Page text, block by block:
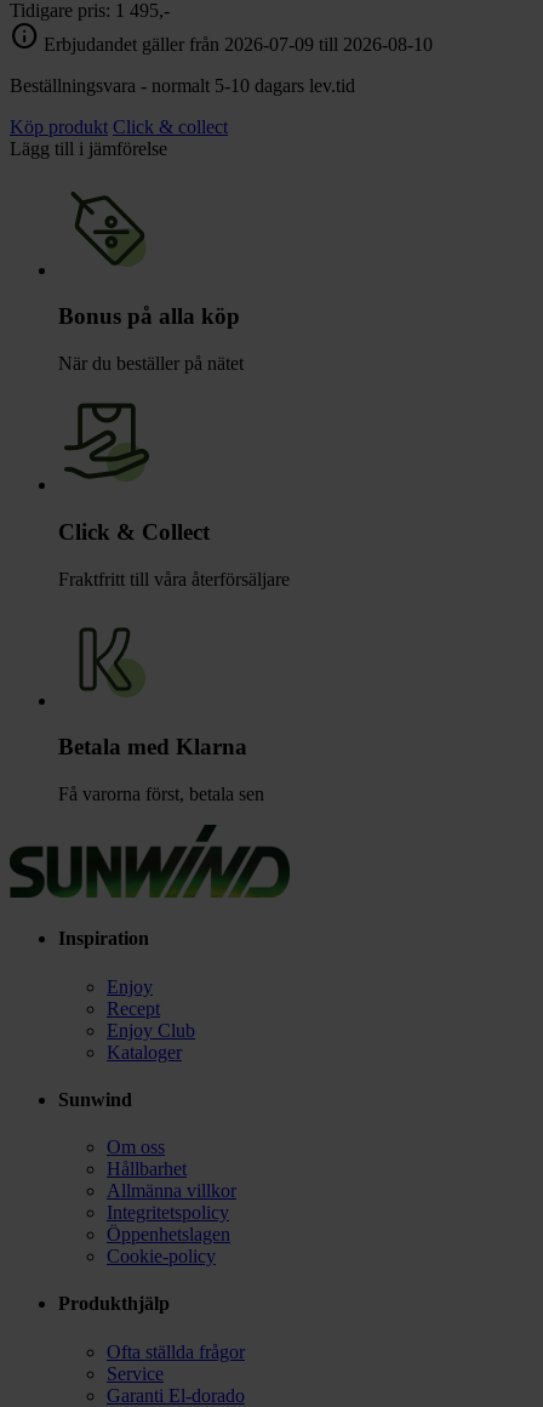
Tidigare pris: 1 495,-
info Erbjudandet gäller från 2026-07-09 till 2026-08-10
Beställningsvara - normalt 5-10 dagars lev.tid
Köp produkt Click & collect
Lägg till i jämförelse
Bonus på alla köp
När du beställer på nätet
Click & Collect
Fraktfritt till våra återförsäljare
Betala med Klarna
Få varorna först, betala sen
Inspiration
Enjoy
Recept
Enjoy Club
Kataloger
Sunwind
Om oss
Hållbarhet
Allmänna villkor
Integritetspolicy
Öppenhetslagen
Cookie-policy
Produkthjälp
Ofta ställda frågor
Service
Garanti El-dorado